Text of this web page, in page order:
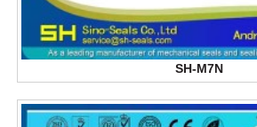
SH-M7N